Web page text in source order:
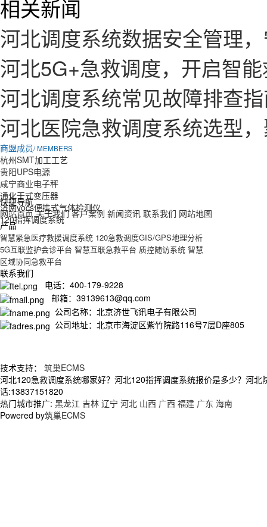
相关新闻
河北调度系统数据安全管理
河北5G+急救调度，开启智
河北调度系统常见故障排查
河北医院急救调度系统选型
商盟成员/ MEMBERS
杭州SMT加工工艺
贵阳UPS电源
咸宁商业电子秤
通化干式变压器
济南vocs便携式气体检测仪
120指挥调度系统
快捷导航
网站首页 关于我们 客户案例 新闻资讯 联系我们 网站地图
产品
智慧紧急医疗救援调度系统 120急救调度GIS/GPS地理分析
5G互联监护会诊平台 智慧互联急救平台 质控随访系统 智慧
区域协同急救平台
联系我们
电话：400-179-9228
邮箱：39139613@qq.com
公司名称：北京济世飞讯电子有限公司
公司地址：北京市海淀区紫竹院路116号7层D座805
技术支持： 筑巢ECMS
河北120急救调度系统哪家好？河北120指挥调度系统报价是多少？河
话:13837151820
热门城市推广: 黑龙江 吉林 辽宁 河北 山西 广西 福建 广东 海南
Powered by筑巢ECMS